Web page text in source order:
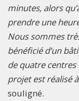
minutes, alors
prendre une
Nous sommes
bénéficié d’un
de quatre centres
projet est réalisé
souligné.